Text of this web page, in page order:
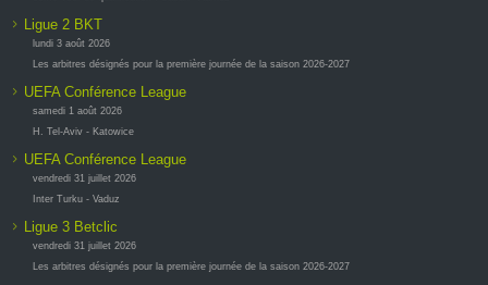
Ligue 2 BKT
lundi 3 août 2026
Les arbitres désignés pour la première journée de la saison 2026-2027
UEFA Conférence League
samedi 1 août 2026
H. Tel-Aviv - Katowice
UEFA Conférence League
vendredi 31 juillet 2026
Inter Turku - Vaduz
Ligue 3 Betclic
vendredi 31 juillet 2026
Les arbitres désignés pour la première journée de la saison 2026-2027